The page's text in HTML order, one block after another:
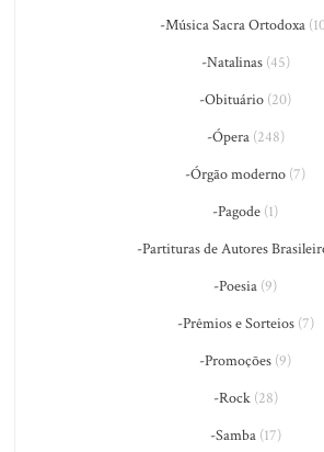
-Música Sacra Ortodoxa
-Natalinas(45)
-Obituário (20)
-Ópera(248)
-Órgão moderno (7)
-Pagode (1)
-Partituras de Autores
-Poesia (9)
-Prêmios e Sorteios(7)
-Promoções (9)
-Rock(28)
-Samba(17)